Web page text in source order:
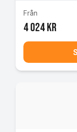
Från
4 024 kr